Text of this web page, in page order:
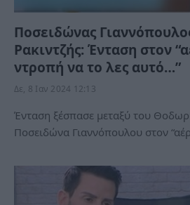
Ποσειδώνας
Ρακιντζής: Ένταση στον
ντροπή να το λες αυτό…”
Δε, 8 Ιαν 2024 12:13
Ένταση ξέσπασε μεταξύ του
Ποσειδώνα Γιαννόπουλου στον